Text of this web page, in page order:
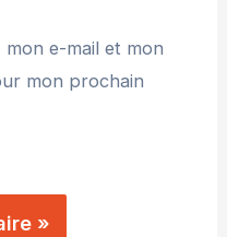
e-mail et mon
mon prochain